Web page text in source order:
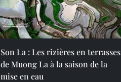
Son La : Les rizières en terrasses
de Muong La à la saison de la
mise en eau